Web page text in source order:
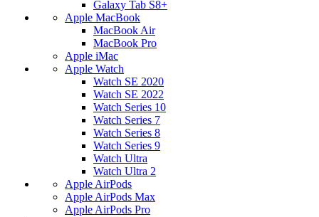
Galaxy Tab S8+
Apple MacBook
MacBook Air
MacBook Pro
Apple iMac
Apple Watch
Watch SE 2020
Watch SE 2022
Watch Series 10
Watch Series 7
Watch Series 8
Watch Series 9
Watch Ultra
Watch Ultra 2
Apple AirPods
Apple AirPods Max
Apple AirPods Pro